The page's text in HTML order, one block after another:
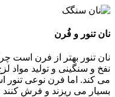
نان تنور و فُرن
نان تنور بهتر از فرن است
نفخ و سنگینی و تولید مواد
می کند. اما فرن نوعی
بسیار می ریزند و فرش کنند